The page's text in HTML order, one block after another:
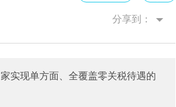
分享到：
实现单方面、全覆盖零关税待遇的